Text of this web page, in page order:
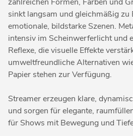
sinkt langsam und gleichmäßig zu
emotionale, bildstarke Szenen.
intensiv im Scheinwerferlicht und
Reflexe, die visuelle Effekte
umweltfreundliche Alternativen
Papier stehen zur Verfügung.
Streamer erzeugen klare,
und sorgen für elegante,
für Shows mit Bewegung und